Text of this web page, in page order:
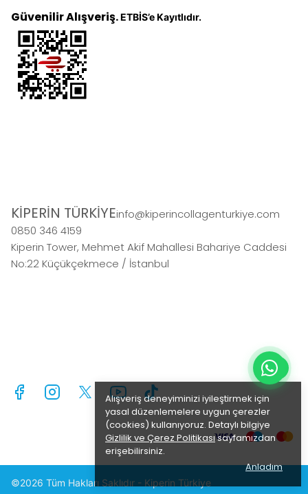
Alışveriş deneyiminizi iyileştirmek için
yasal düzenlemelere uygun çerezler
(cookies) kullanıyoruz. Detaylı bilgiye
Gizlilik ve Çerez Politikasısayfamızdan
erişebilirsiniz.
Anladım
Güvenilir Alışveriş.ETBİS’e Kayıtlıdır.
KİPERİN TÜRKİYEinfo@kiperincollagenturkiye.com
0850 346 4159
Kiperin Tower, Mehmet Akif Mahallesi Bahariye Caddesi
No:22 Küçükçekmece / İstanbul
©2026 Tüm Hakları Saklıdır - Kiperin Türkiye